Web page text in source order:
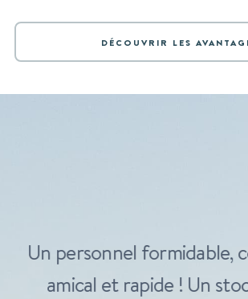
DÉCOUVRIR LES
Un personnel formidable,
amical et rapide ! Un